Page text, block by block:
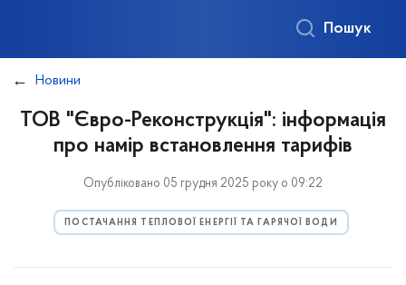
Пошук
Новини
ТОВ "Євро-Реконструкція": інформація
про намір встановлення тарифів
Опубліковано 05 грудня 2025 року о 09:22
ПОСТАЧАННЯ ТЕПЛОВОЇ ЕНЕРГІЇ ТА ГАРЯЧОЇ ВОДИ